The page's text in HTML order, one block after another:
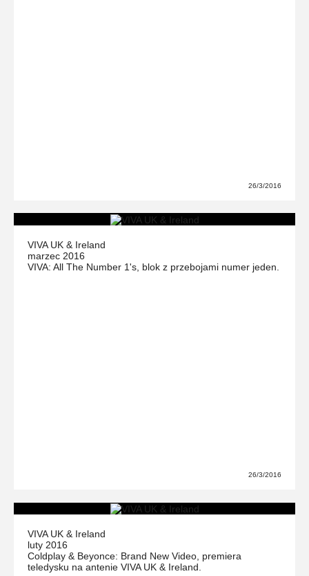
26/3/2016
VIVA UK & Ireland
marzec 2016
VIVA: All The Number 1's, blok z przebojami numer jeden.
26/3/2016
VIVA UK & Ireland
luty 2016
Coldplay & Beyonce: Brand New Video, premiera
teledysku na antenie VIVA UK & Ireland.